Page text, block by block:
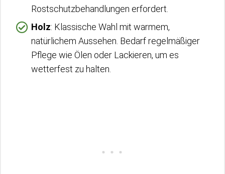
Rostschutzbehandlungen erfordert.
Holz: Klassische Wahl mit warmem,
natürlichem Aussehen. Bedarf regelmäßiger
Pflege wie Ölen oder Lackieren, um es
wetterfest zu halten.